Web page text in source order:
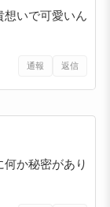
想いで可愛いん
通報 返信
か秘密があり